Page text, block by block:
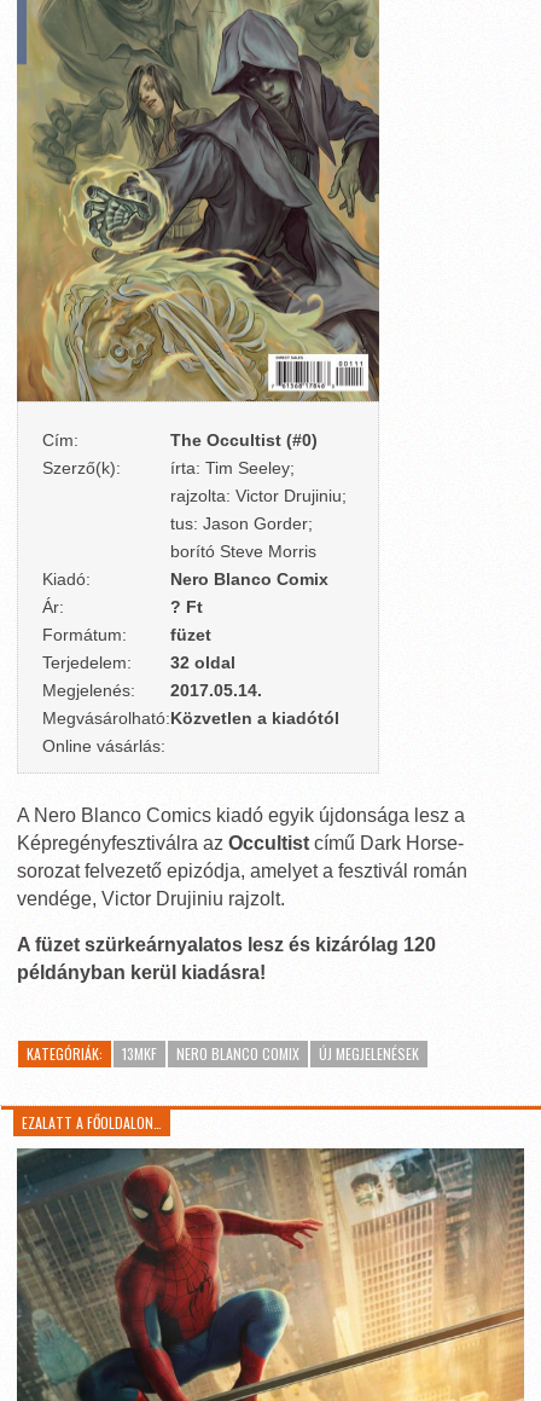
Cím:
The Occultist (#0)
Szerző(k):
írta: Tim Seeley;
rajzolta: Victor Drujiniu;
tus: Jason Gorder;
borító Steve Morris
Kiadó:
Nero Blanco Comix
Ár:
? Ft
Formátum:
füzet
Terjedelem:
32 oldal
Megjelenés:
2017.05.14.
Megvásárolható:Közvetlen a kiadótól
Online vásárlás:
A Nero Blanco Comics kiadó egyik újdonsága lesz a
Képregényfesztiválra az Occultist című Dark Horse-
sorozat felvezető epizódja, amelyet a fesztivál román
vendége, Victor Drujiniu rajzolt.
A füzet szürkeárnyalatos lesz és kizárólag 120
példányban kerül kiadásra!
KATEGÓRIÁK: 13MKF NERO BLANCO COMIX ÚJ MEGJELENÉSEK
EZALATT A FŐOLDALON…